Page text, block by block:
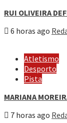
RUI OLIVEIRA
6 horas ago
Atletismo
Desporto
Pista
MARIANA
7 horas ago